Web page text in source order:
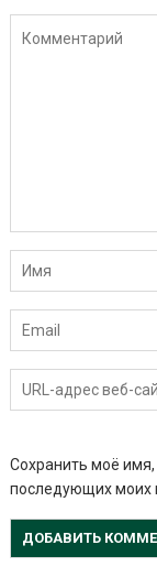
Сохранить моё
последующих моих